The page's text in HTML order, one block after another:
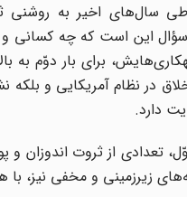
طی سال‌های اخیر به
این است که چه کسانی و
برای بار دوّم به
در نظام آمریکایی و
دارد.
از ثروت اندوزان و
زیرزمینی و مخفی نیز،